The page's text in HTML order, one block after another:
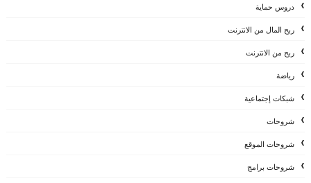
دروس حماية
ربح المال من الانترنت
ربح من الانترنت
رياضة
شبكات إجتماعية
شروحات
شروحات الموقع
شروحات برامج